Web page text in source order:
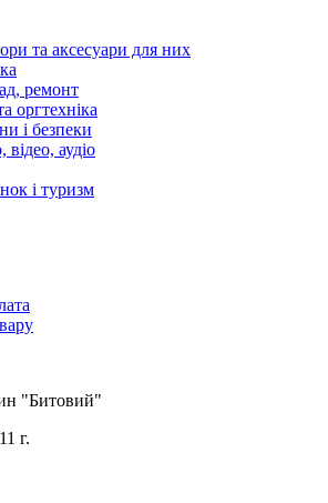
та аксесуари для них
ремонт
оргтехніка
і безпеки
відео, аудіо
і туризм
"Битовий"
г.